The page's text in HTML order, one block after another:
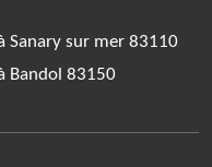
Sanary sur mer 83110
Bandol 83150